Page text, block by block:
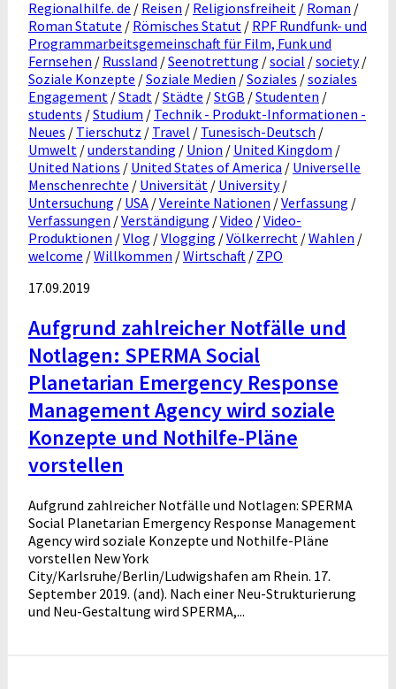
Regionalhilfe. de / Reisen / Religionsfreiheit / Roman /
Roman Statute / Römisches Statut / RPF Rundfunk- und
Programmarbeitsgemeinschaft für Film, Funk und
Fernsehen / Russland /Seenotrettung /social /society/
Soziale Konzepte /Soziale Medien /Soziales /soziales
Engagement /Stadt /Städte /StGB /Studenten /
students /Studium / Technik - Produkt-Informationen -
Neues / Tierschutz / Travel / Tunesisch-Deutsch /
Umwelt /understanding / Union / United Kingdom /
United Nations / United States of America / Universelle
Menschenrechte / Universität / University/
Untersuchung / USA /Vereinte Nationen /Verfassung /
Verfassungen /Verständigung /Video /Video-
Produktionen /Vlog /Vlogging /Völkerrecht /Wahlen /
welcome /Willkommen /Wirtschaft / ZPO
17.09.2019
Aufgrund zahlreicher Notfälle und
Notlagen: SPERMA Social
Planetarian Emergency Response
Management Agency wird soziale
Konzepte und Nothilfe-Pläne
vorstellen
Aufgrund zahlreicher Notfälle und Notlagen: SPERMA
Social Planetarian Emergency Response Management
Agency wird soziale Konzepte und Nothilfe-Pläne
vorstellen New York
City/Karlsruhe/Berlin/Ludwigshafen am Rhein. 17.
September 2019. (and). Nach einer Neu-Strukturierung
und Neu-Gestaltung wird SPERMA,...